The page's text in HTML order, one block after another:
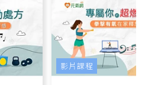
影片課程